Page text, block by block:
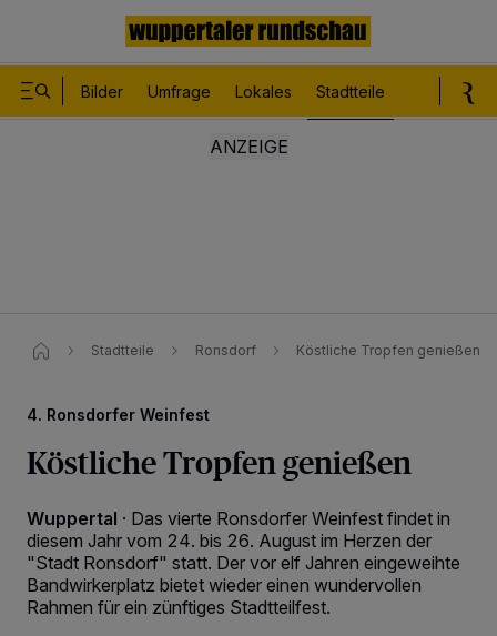
Bilder Umfrage Lokales Stadtteile
Stadtteile Ronsdorf Köstliche Tropfen genießen
4. Ronsdorfer Weinfest
Köstliche Tropfen genießen
Wuppertal · Das vierte Ronsdorfer Weinfest findet in
diesem Jahr vom 24. bis 26. August im Herzen der
"Stadt Ronsdorf" statt. Der vor elf Jahren eingeweihte
Bandwirkerplatz bietet wieder einen wundervollen
Rahmen für ein zünftiges Stadtteilfest.